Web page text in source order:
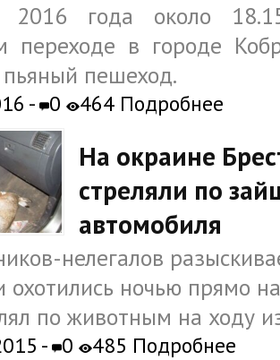
2016 года около
переходе в городе
пешеход.
- 0 464 Подробнее
На окраине
стреляли по
автомобиля
нелегалов
охотились ночью прямо
по животным на ходу
- 0 485 Подробнее